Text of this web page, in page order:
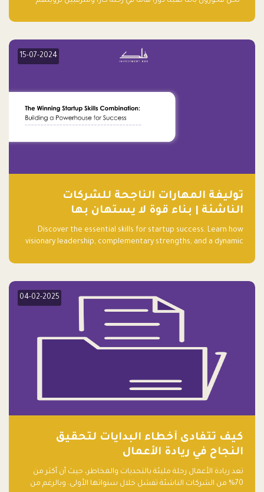
جيدًا لكوكبنا فحسب، بل إنه جيد أيضًا للأعمال”.
15-07-2024
توليفة المهارات الناجحة للشركات
الناشئة | بناء قوة لا يستهان بها
Discover the essential skills for startup success. Learn how
visionary leadership, complementary strengths, and a dynamic
elevate your startup! Follow us @FalakHub
04-02-2025
كيف تتفادى أخطاء البدايات لتحقيق
النجاح في ريادة الأعمال
تعد ريادة الأعمال رحلة مليئة بالتحديات والمخاطر، حيث أن أكثر من
70% من الشركات الناشئة تفشل خلال سنواتها الأولى. وبالرغم من